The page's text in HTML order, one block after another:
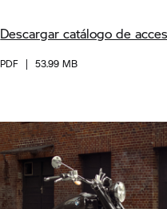
Descargar catálogo de
PDF | 53.99 MB